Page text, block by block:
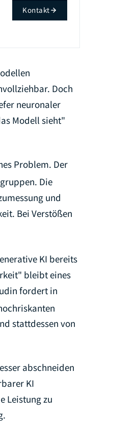
Kontakt
Doch
neuronaler
Modell sieht"
Problem. Der
Die
und
Bei Verstößen
KI bereits
bleibt eines
fordert in
stattdessen von
abschneiden
KI
Leistung zu